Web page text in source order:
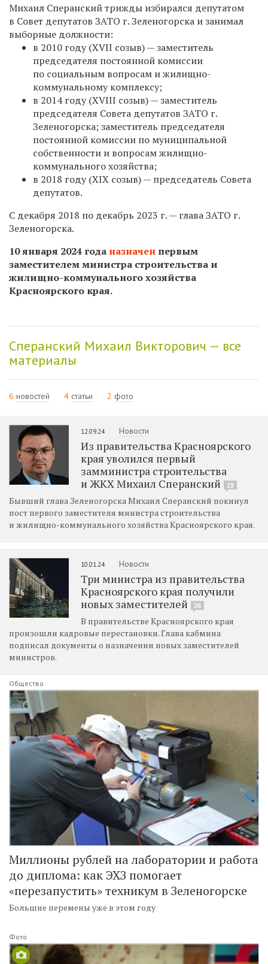
Михаил Сперанский трижды избирался депутатом
в Совет депутатов ЗАТО г. Зеленогорска и занимал
выборные должности:
в 2010 году (XVII созыв) — заместитель
председателя постоянной комиссии
по социальным вопросам и жилищно-
коммунальному комплексу;
в 2014 году (XVIII созыв) — заместитель
председателя Совета депутатов ЗАТО г.
Зеленогорска; заместитель председателя
постоянной комиссии по муниципальной
собственности и вопросам жилищно-
коммунального хозяйства;
в 2018 году (XIX созыв) — председатель Совета
депутатов.
С декабря 2018 по декабрь 2023 г. — глава ЗАТО г.
Зеленогорска.
10 января 2024 года назначен первым
заместителем министра строительства и
жилищно-коммунального хозяйства
Красноярского края.
Сперанский Михаил Викторович — все
материалы
6 новостей 4 статьи 2 фото
12.09.24 Новости
Из правительства Красноярского
края уволился первый
замминистра строительства
и ЖКХ Михаил Сперанский
19
Бывший глава Зеленогорска Михаил Сперанский покинул
пост первого заместителя министра строительства
и жилищно-коммунального хозяйства Красноярского края.
10.01.24 Новости
Три министра из правительства
Красноярского края получили
новых заместителей
26
В правительстве Красноярского края
произошли кадровые перестановки. Глава кабмина
подписал документы о назначении новых заместителей
министров.
Общество
Миллионы рублей на лаборатории и работа
до диплома: как ЭХЗ помогает
«перезапустить» техникум в Зеленогорске
Большие перемены уже в этом году
Фото